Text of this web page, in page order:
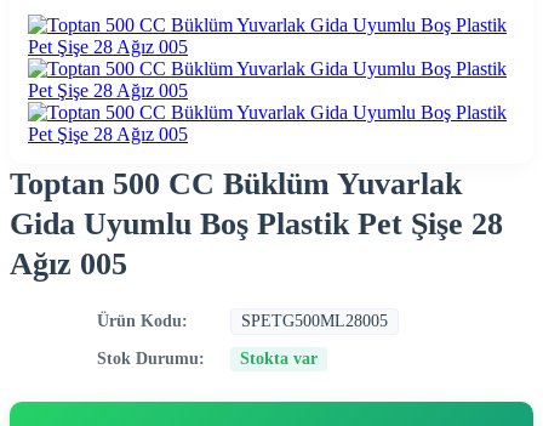
Toptan 500 CC Büklüm Yuvarlak
Gida Uyumlu Boş Plastik Pet Şişe 28
Ağız 005
Ürün Kodu: SPETG500ML28005
Stok Durumu: Stokta var